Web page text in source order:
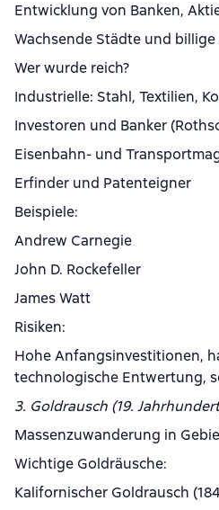
Entwicklung von Banken,
Wachsende Städte und
Wer wurde reich?
Industrielle: Stahl, Textilien,
Investoren und Banker
Eisenbahn- und
Erfinder und Patenteigner
Beispiele:
Andrew Carnegie
John D. Rockefeller
James Watt
Risiken:
Hohe Anfangsinvestitionen,
technologische Entwertung,
3. Goldrausch (19.
Massenzuwanderung in
Wichtige Goldräusche:
Kalifornischer Goldrausch